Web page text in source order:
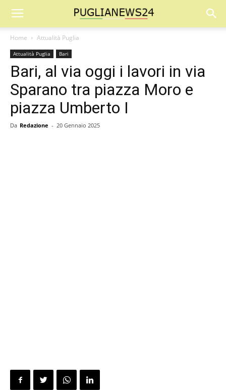
Home Attualità Puglia
Attualità Puglia Bari
Bari, al via oggi i lavori in via
Sparano tra piazza Moro e
piazza Umberto I
Da Redazione - 20 Gennaio 2025